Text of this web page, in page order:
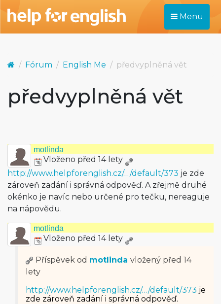
Menu
Fórum English Me předvyplněná vět
předvyplněná vět
motlinda
Vloženo před 14 lety
http://www.helpforenglish.cz/…/default/373 je zde
zároveň zadání i správná odpověď. A zřejmě druhé
okénko je navíc nebo určené pro tečku, nereaguje
na nápovědu.
motlinda
Vloženo před 14 lety
Příspěvek od motlinda vložený před 14
lety
http://www.helpforenglish.cz/…/default/373 je
zde zároveň zadání i správná odpověď.